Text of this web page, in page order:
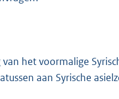
het voormalige
aan Syrische